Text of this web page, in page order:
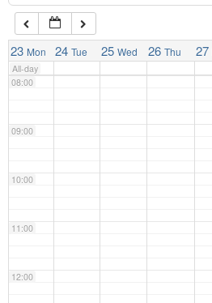
23 Mon 24 Tue 25 Wed 26 Thu 27
All-day
07:00
08:00
09:00
10:00
11:00
12:00